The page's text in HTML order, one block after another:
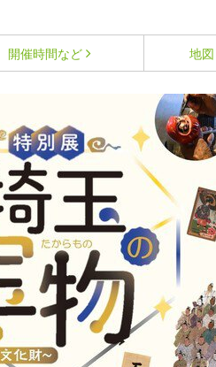
開催時間など 地